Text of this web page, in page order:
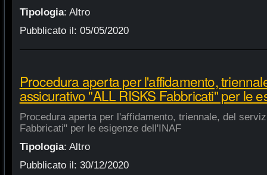
Tipologia: Altro
Pubblicato il: 05/05/2020
Procedura aperta per l'affidamento,
assicurativo "ALL RISKS Fabbricati" per le
Procedura aperta per l'affidamento, triennale, del
Fabbricati" per le esigenze dell'INAF
Tipologia: Altro
Pubblicato il: 30/12/2020